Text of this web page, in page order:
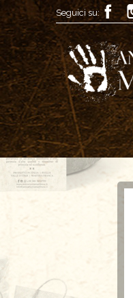
Seguici su: